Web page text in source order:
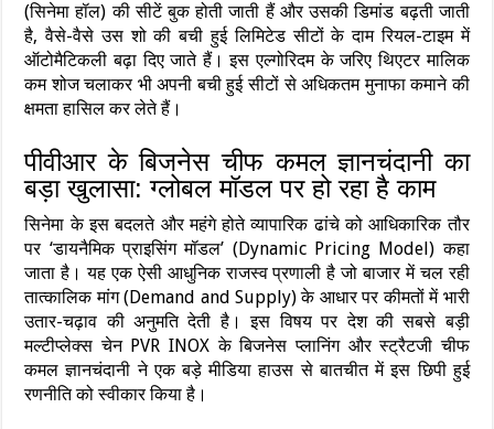
(सिनेमा हॉल) की सीटें बुक होती जाती हैं और उसकी डिमांड बढ़ती जाती
है, वैसे-वैसे उस शो की बची हुई लिमिटेड सीटों के दाम रियल-टाइम में
ऑटोमैटिकली बढ़ा दिए जाते हैं। इस एल्गोरिदम के जरिए थिएटर मालिक
कम शोज चलाकर भी अपनी बची हुई सीटों से अधिकतम मुनाफा कमाने की
क्षमता हासिल कर लेते हैं।
पीवीआर के बिजनेस चीफ कमल ज्ञानचंदानी का
बड़ा खुलासा: ग्लोबल मॉडल पर हो रहा है काम
सिनेमा के इस बदलते और महंगे होते व्यापारिक ढांचे को आधिकारिक तौर
पर ‘डायनैमिक प्राइसिंग मॉडल’ (Dynamic Pricing Model) कहा
जाता है। यह एक ऐसी आधुनिक राजस्व प्रणाली है जो बाजार में चल रही
तात्कालिक मांग (Demand and Supply) के आधार पर कीमतों में भारी
उतार-चढ़ाव की अनुमति देती है। इस विषय पर देश की सबसे बड़ी
मल्टीप्लेक्स चेन PVR INOX के बिजनेस प्लानिंग और स्ट्रैटजी चीफ
कमल ज्ञानचंदानी ने एक बड़े मीडिया हाउस से बातचीत में इस छिपी हुई
रणनीति को स्वीकार किया है।